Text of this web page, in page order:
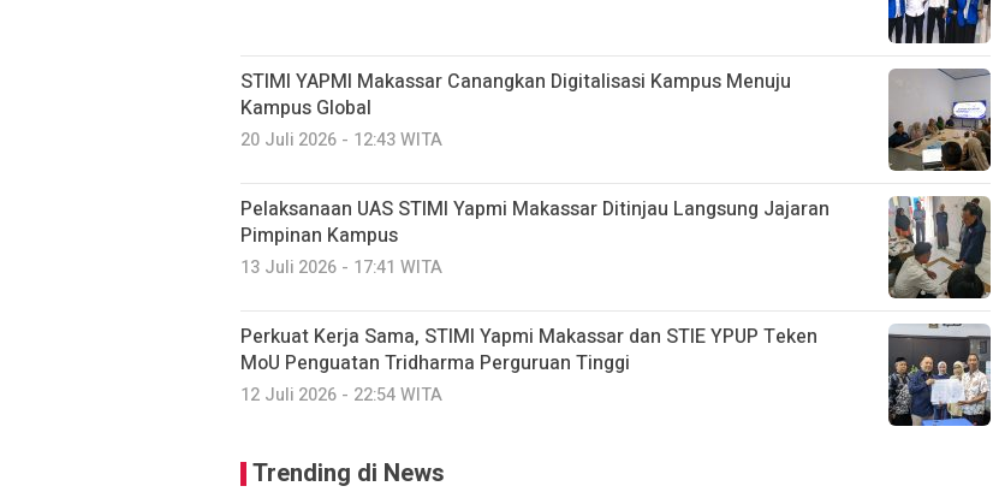
STIMI YAPMI Makassar Canangkan Digitalisasi Kampus Menuju
Kampus Global
20 Juli 2026 - 12:43 WITA
Pelaksanaan UAS STIMI Yapmi Makassar Ditinjau Langsung Jajaran
Pimpinan Kampus
13 Juli 2026 - 17:41 WITA
Perkuat Kerja Sama, STIMI Yapmi Makassar dan STIE YPUP Teken
MoU Penguatan Tridharma Perguruan Tinggi
12 Juli 2026 - 22:54 WITA
Trending di News